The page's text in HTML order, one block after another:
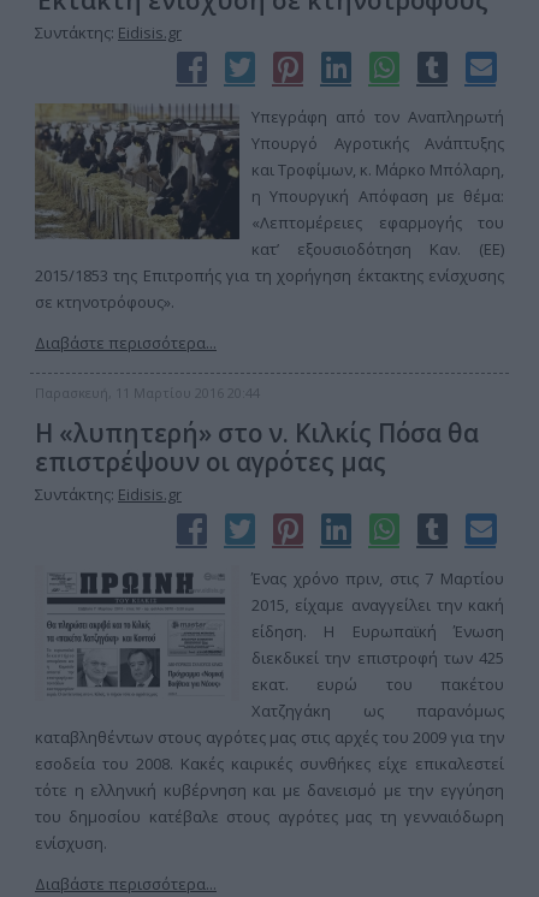
Συντάκτης: Eidisis.gr
Υπεγράφη από τον Αναπληρωτή
Υπουργό Αγροτικής Ανάπτυξης
και Τροφίμων, κ. Μάρκο Μπόλαρη,
η Υπουργική Απόφαση με θέμα:
«Λεπτομέρειες εφαρμογής του
κατ’ εξουσιοδότηση Καν. (ΕΕ)
2015/1853 της Επιτροπής για τη χορήγηση έκτακτης ενίσχυσης
σε κτηνοτρόφους».
Διαβάστε περισσότερα...
Παρασκευή, 11 Μαρτίου 2016 20:44
Η «λυπητερή» στο ν. Κιλκίς Πόσα θα
επιστρέψουν οι αγρότες μας
Συντάκτης: Eidisis.gr
Ένας χρόνο πριν, στις 7 Μαρτίου
2015, είχαμε αναγγείλει την κακή
είδηση. Η Ευρωπαϊκή Ένωση
διεκδικεί την επιστροφή των 425
εκατ. ευρώ του πακέτου
Χατζηγάκη ως παρανόμως
καταβληθέντων στους αγρότες μας στις αρχές του 2009 για την
εσοδεία του 2008. Κακές καιρικές συνθήκες είχε επικαλεστεί
τότε η ελληνική κυβέρνηση και με δανεισμό με την εγγύηση
του δημοσίου κατέβαλε στους αγρότες μας τη γενναιόδωρη
ενίσχυση.
Διαβάστε περισσότερα...